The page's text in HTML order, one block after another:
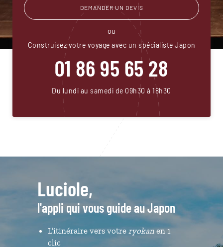
DEMANDER UN DEVIS
ou
Construisez votre voyage avec un spécialiste Japon
01 86 95 65 28
Du lundi au samedi de 09h30 à 18h30
Luciole,
l'appli qui vous guide au Japon
L’itinéraire vers votre ryokanen 1
clic